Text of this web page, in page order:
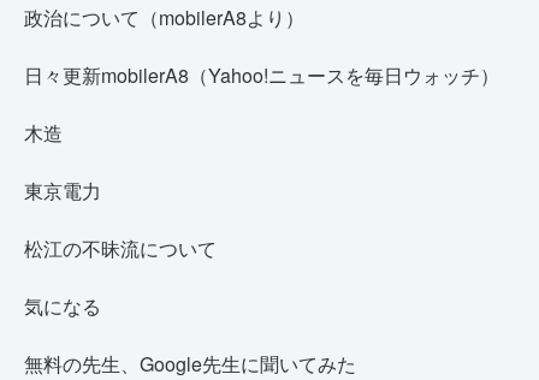
政治について（mobilerA8より）
日々更新mobilerA8（Yahoo!ニュースを毎日ウォッチ）
木造
東京電力
松江の不昧流について
気になる
無料の先生、Google先生に聞いてみた